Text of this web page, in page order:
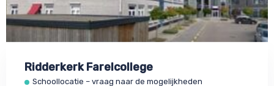
Ridderkerk Farelcollege
Schoollocatie – vraag naar de mogelijkheden